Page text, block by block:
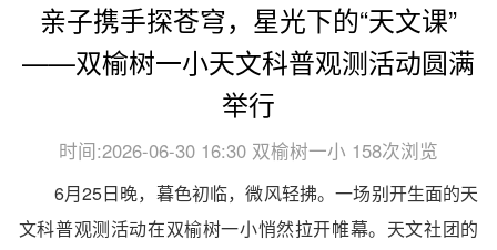
亲子携手探苍穹，星光下的“天文课”
——双榆树一小天文科普观测活动圆满
举行
时间:2026-06-30 16:30 双榆树一小 158次浏览
6月25日晚，暮色初临，微风轻拂。一场别开生面的天
文科普观测活动在双榆树一小悄然拉开帷幕。天文社团的